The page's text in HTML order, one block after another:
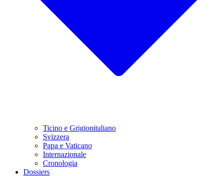
Ticino e Grigionitaliano
Svizzera
Papa e Vaticano
Internazionale
Cronologia
Dossiers